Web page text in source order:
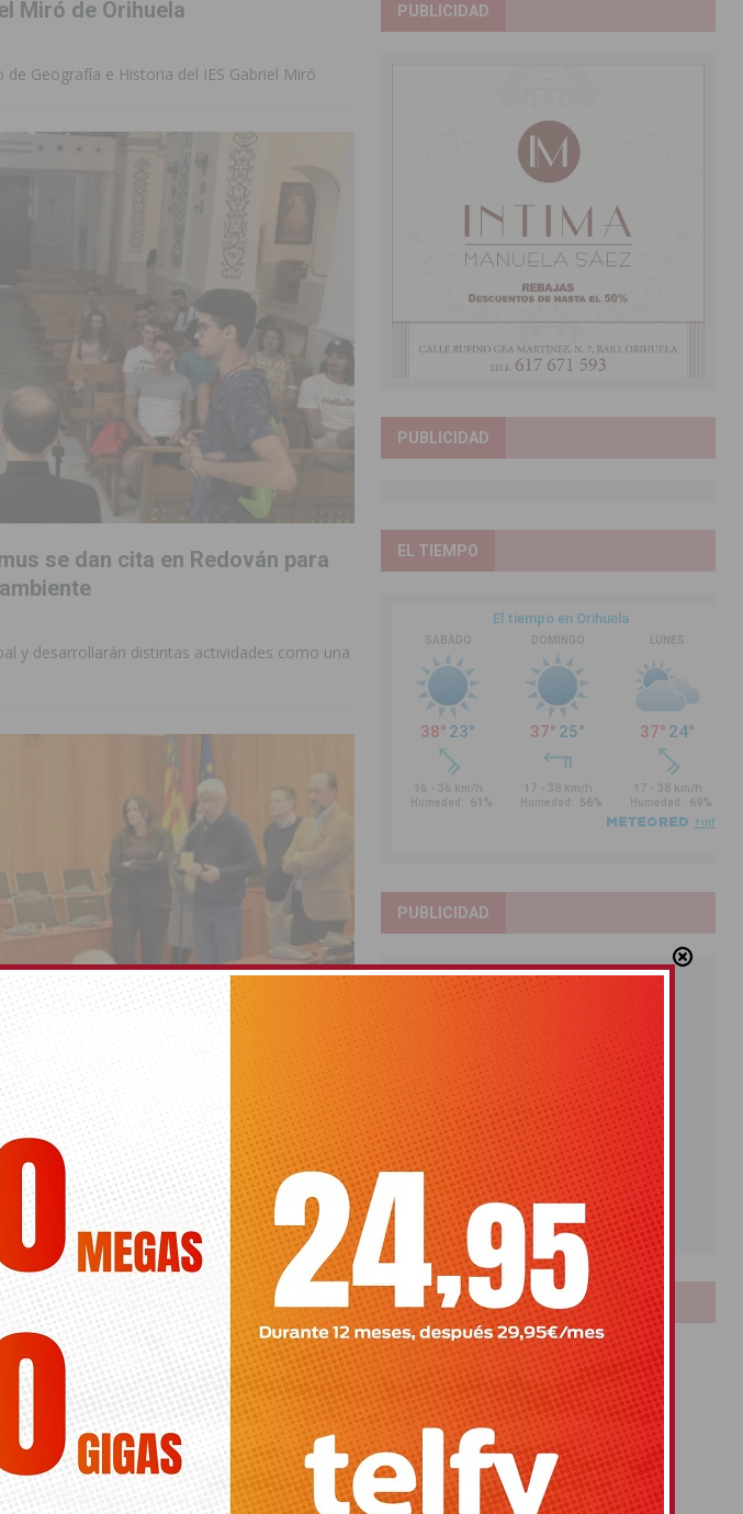
2026
ROJALES
de Segura
ganadero de la CV
Miró de Orihuela
Geografía e Historia del IES Gabriel Miró
se dan cita en Redován para
y desarrollarán distintas actividades como una
países europeos del programa
escolar que participa en el proyecto y acoge a
PUBLICIDAD
PUBLICIDAD
EL TIEMPO
PUBLICIDAD
LOTERIAS
Bonoloto
Primitiva
El Gordo
Euromillones
Loteria
Once